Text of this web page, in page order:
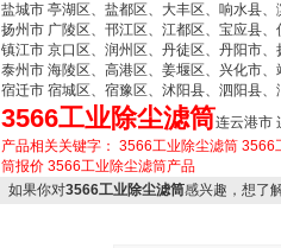
盐城市 亭湖区、盐都区、大丰区、响水县
扬州市 广陵区、邗江区、江都区、宝应县、
镇江市 京口区、润州区、丹徒区、丹阳市、
泰州市 海陵区、高港区、姜堰区、兴化市、
宿迁市 宿城区、宿豫区、沭阳县、泗阳县、
3566工业除尘滤筒连云港市
产品相关关键字： 3566工业除尘滤筒 3566
筒报价 3566工业除尘滤筒产品
如果你对3566工业除尘滤筒感兴趣，想了